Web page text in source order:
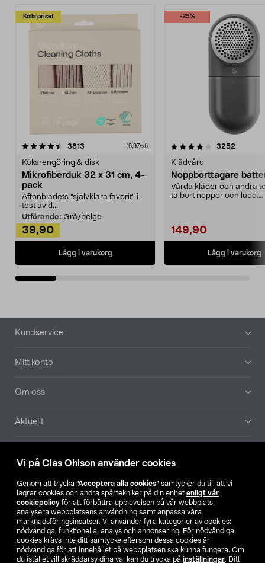
Vi på Clas Ohlson använder cookies
Genom att trycka ”Acceptera alla cookies” samtycker du till att vi
lagrar cookies och andra spårtekniker på din enhet enligt vår
cookiepolicy för att förbättra upplevelsen på vår webbplats,
analysera webbplatsens användning samt anpassa våra
marknadsföringsinsatser. Vi använder fyra kategorier av cookies:
nödvändiga, funktionella, analys och annonsering. För nödvändiga
cookies krävs inte ditt samtycke eftersom dessa cookies är
nödvändiga för att innehållet på webbplatsen ska kunna fungera. Om
du istället vill skräddarsy dina val kan du trycka på inställningar. Ditt
Kolla priset
3813 (9,97/st)
Köksrengöring & disk
Mikrofiberduk 32 x 31 cm, 4-
pack
Aftonbladets "självklara favorit” i
test av d...
Utförande: Grå/beige
39,90
Lägg i varukorg
-25%
4.0av 5 stjärnor 3252
Klädvård
Noppborttagare
Vårda kläder och andra
ta bort noppor och ludd.
149,90
Lägg i varukorg
4.5av 5 stjärnor
Sidfot
Kundservice
Mitt konto
Om oss
Aktuellt
Hitta butik
SE NO FI